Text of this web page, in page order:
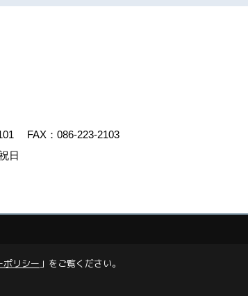
FAX：086-223-2103
日
ポリシー 」をご覧ください。